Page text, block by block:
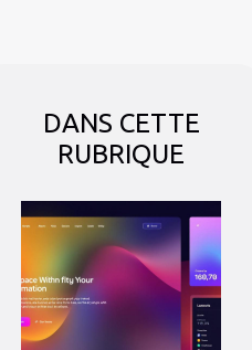
DANS CETTE
RUBRIQUE